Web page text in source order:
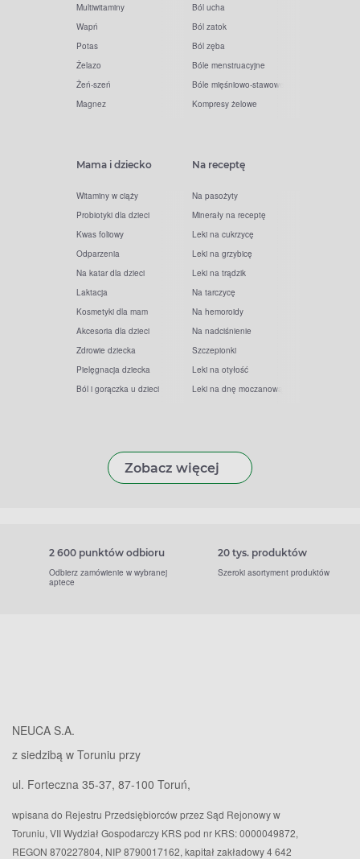
Multiwitaminy
Wapń
Potas
Żelazo
Żeń-szeń
Magnez
Ból ucha
Ból zatok
Ból zęba
Bóle menstruacyjne
Bóle mięśniowo-stawowe
Kompresy żelowe
Mama i dziecko
Witaminy w ciąży
Probiotyki dla dzieci
Kwas foliowy
Odparzenia
Na katar dla dzieci
Laktacja
Kosmetyki dla mam
Akcesoria dla dzieci
Zdrowie dziecka
Pielęgnacja dziecka
Ból i gorączka u dzieci
Na receptę
Na pasożyty
Minerały na receptę
Leki na cukrzycę
Leki na grzybicę
Leki na trądzik
Na tarczycę
Na hemoroidy
Na nadciśnienie
Szczepionki
Leki na otyłość
Leki na dnę moczanową
Zobacz więcej
2 600 punktów odbioru
Odbierz zamówienie w wybranej
aptece
20 tys. produktów
Szeroki asortyment produktów
NEUCA S.A.
z siedzibą w Toruniu przy
ul. Forteczna 35-37, 87-100 Toruń,
wpisana do Rejestru Przedsiębiorców przez Sąd Rejonowy w
Toruniu, VII Wydział Gospodarczy KRS pod nr KRS: 0000049872,
REGON 870227804, NIP 8790017162, kapitał zakładowy 4 642